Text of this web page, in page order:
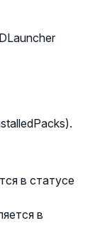
в статусе
в